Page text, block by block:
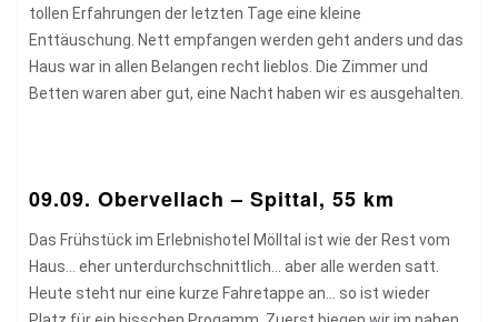
tollen Erfahrungen der letzten Tage eine kleine
Enttäuschung. Nett empfangen werden geht anders und das
Haus war in allen Belangen recht lieblos. Die Zimmer und
Betten waren aber gut, eine Nacht haben wir es ausgehalten.
09.09. Obervellach – Spittal, 55 km
Das Frühstück im Erlebnishotel Mölltal ist wie der Rest vom
Haus… eher unterdurchschnittlich… aber alle werden satt.
Heute steht nur eine kurze Fahretappe an… so ist wieder